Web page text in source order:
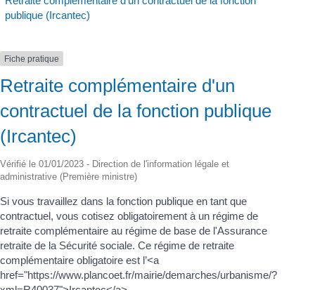
publique (Ircantec)
Fiche pratique
Retraite complémentaire d'un
contractuel de la fonction publique
(Ircantec)
Vérifié le 01/01/2023 - Direction de l'information légale et
administrative (Première ministre)
Si vous travaillez dans la fonction publique en tant que
contractuel, vous cotisez obligatoirement à un régime de
retraite complémentaire au régime de base de l'Assurance
retraite de la Sécurité sociale. Ce régime de retraite
complémentaire obligatoire est l’<a
href="https://www.plancoet.fr/mairie/demarches/urbanisme/?